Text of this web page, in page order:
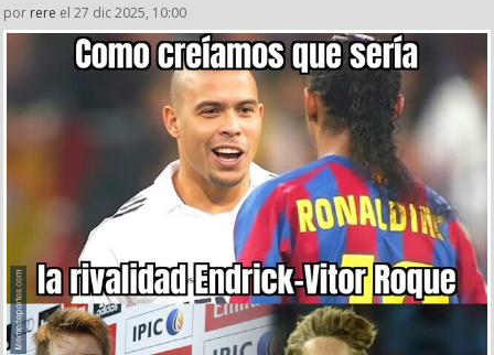
por rere el 27 dic 2025, 10:00